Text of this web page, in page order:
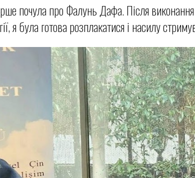
почула про Фалунь Дафа. Після
я була готова розплакатися і насилу